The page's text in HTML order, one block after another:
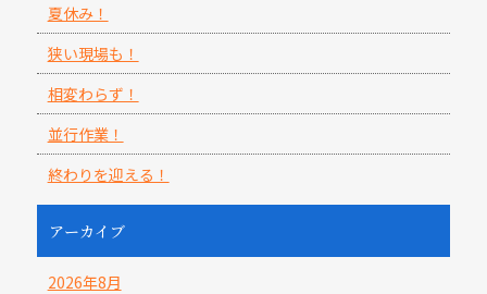
夏休み！
狭い現場も！
相変わらず！
並行作業！
終わりを迎える！
アーカイブ
2026年8月